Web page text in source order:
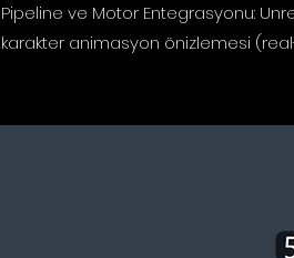
Pipeline ve Motor Entegrasyonu:
karakter animasyon önizlemesi